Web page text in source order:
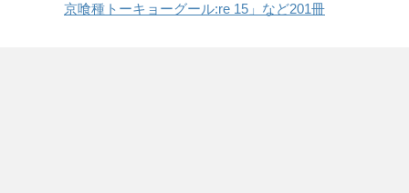
京喰種トーキョーグール:re 15」など201冊